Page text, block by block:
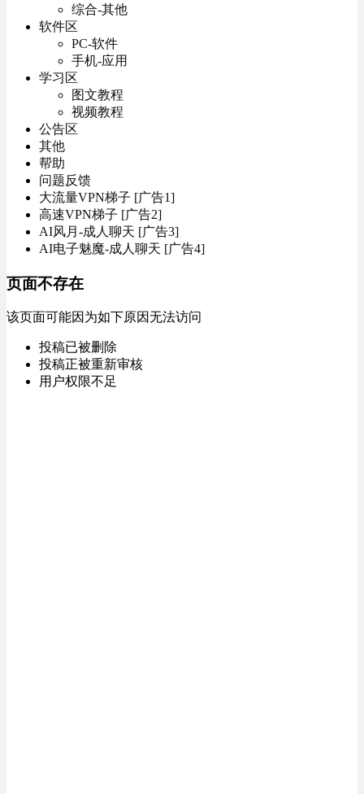
综合-其他
软件区
PC-软件
手机-应用
学习区
图文教程
视频教程
公告区
其他
帮助
问题反馈
大流量VPN梯子 [广告1]
高速VPN梯子 [广告2]
AI风月-成人聊天 [广告3]
AI电子魅魔-成人聊天 [广告4]
页面不存在
该页面可能因为如下原因无法访问
投稿已被删除
投稿正被重新审核
用户权限不足